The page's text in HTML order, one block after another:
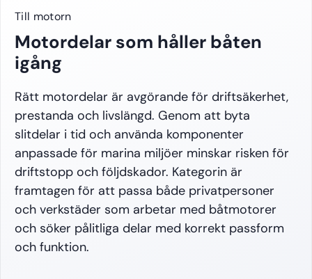
Till motorn
Motordelar som håller båten
igång
Rätt motordelar är avgörande för driftsäkerhet,
prestanda och livslängd. Genom att byta
slitdelar i tid och använda komponenter
anpassade för marina miljöer minskar risken för
driftstopp och följdskador. Kategorin är
framtagen för att passa både privatpersoner
och verkstäder som arbetar med båtmotorer
och söker pålitliga delar med korrekt passform
och funktion.